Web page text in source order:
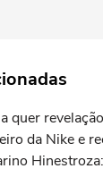
quer
da Nike e